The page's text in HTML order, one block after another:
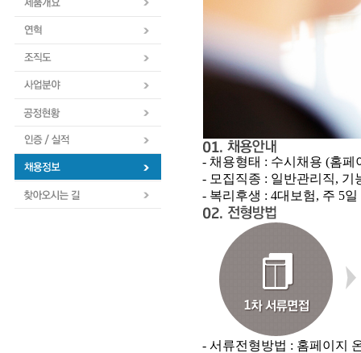
- 채용형태 : 수시채용 (홈
- 모집직종 : 일반관리직, 기
- 복리후생 : 4대보험, 주 5
- 서류전형방법 : 홈페이지